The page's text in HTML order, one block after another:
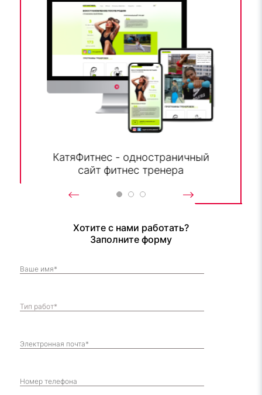
КатяФитнес - одностраничный
сайт фитнес тренера
Хотите с нами работать?
Заполните форму